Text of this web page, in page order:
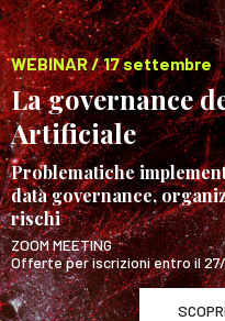
WEBINAR / 17 settembre
La governance
Artificiale
Problematiche
data governance,
rischi
ZOOM MEETING
Offerte per iscrizioni entro il